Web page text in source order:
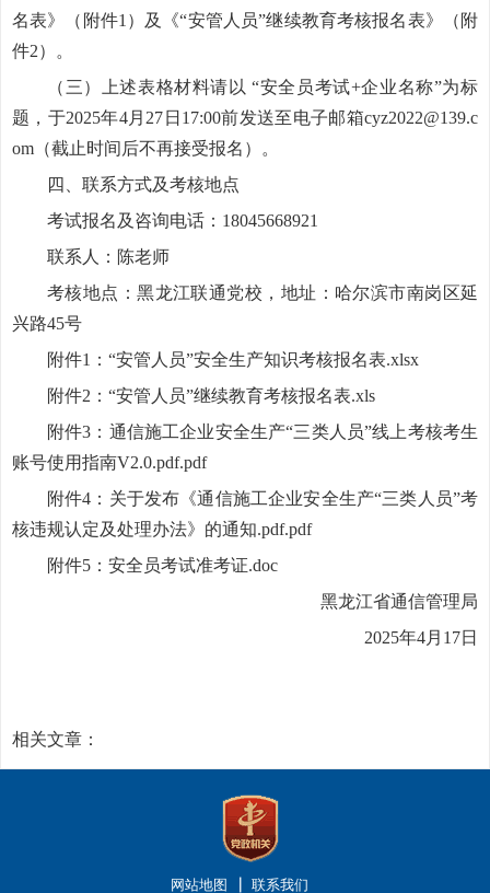
名表》（附件1）及《“安管人员”继续教育考核报名表》（附
件2）。
（三）上述表格材料请以 “安全员考试+企业名称”为标
题，于2025年4月27日17:00前发送至电子邮箱cyz2022@139.c
om（截止时间后不再接受报名）。
四、联系方式及考核地点
考试报名及咨询电话：18045668921
联系人：陈老师
考核地点：黑龙江联通党校，地址：哈尔滨市南岗区延
兴路45号
附件1：“安管人员”安全生产知识考核报名表.xlsx
附件2：“安管人员”继续教育考核报名表.xls
附件3：通信施工企业安全生产“三类人员”线上考核考生
账号使用指南V2.0.pdf.pdf
附件4：关于发布《通信施工企业安全生产“三类人员”考
核违规认定及处理办法》的通知.pdf.pdf
附件5：安全员考试准考证.doc
黑龙江省通信管理局
2025年4月17日
相关文章：
网站地图 联系我们